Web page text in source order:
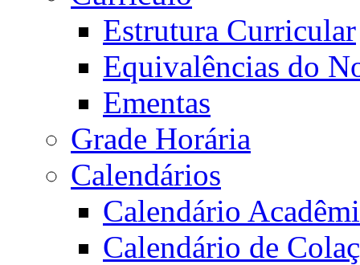
Estrutura Curricular
Equivalências do
Ementas
Grade Horária
Calendários
Calendário
Calendário de